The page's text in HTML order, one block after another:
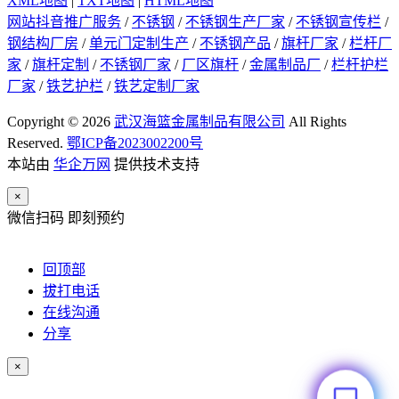
网站抖音推广服务 / 不锈钢 / 不锈钢生产厂家 / 不锈钢宣传栏 /
钢结构厂房 /单元门定制生产 / 不锈钢产品 /旗杆厂家 /栏杆厂
家 /旗杆定制 / 不锈钢厂家 / 厂区旗杆 /金属制品厂 /栏杆护栏
厂家 /铁艺护栏 /铁艺定制厂家
Copyright © 2026 武汉海篮金属制品有限公司 All Rights
Reserved. 鄂ICP备2023002200号
本站由 华企万网 提供技术支持
×
微信扫码 即刻预约
回顶部
拔打电话
在线沟通
分享
×